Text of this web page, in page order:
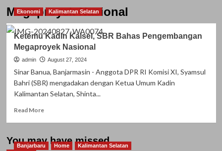
Megaproyek Nasional
Ekonomi Kalimantan Selatan
Ketemu Kadin Kalsel, SBR Bahas Pengembangan
Megaproyek Nasional
admin August 27, 2024
Sinar Banua, Banjarmasin - Anggota DPR RI Komisi XI, Syamsul
Bahri (SBR) mengadakan dengan Ketua Umum Kadin
Kalimantan Selatan, Shinta...
Read MoreRead
Ketemu
Kadin
You may have missed
Banjarbaru Home Kalimantan Selatan